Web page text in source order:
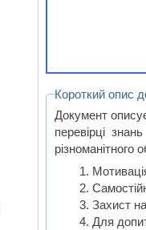
Короткий опис
Документ
перевірці
Захист
Для